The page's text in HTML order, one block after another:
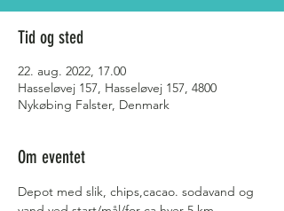
Tid og sted
22. aug. 2022, 17.00
Hasseløvej 157, Hasseløvej 157, 4800
Nykøbing Falster, Denmark
Om eventet
Depot med slik, chips,cacao. sodavand og